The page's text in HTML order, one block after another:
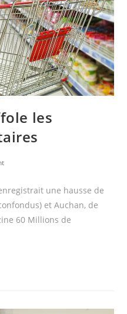
les
une hausse de
et Auchan, de
60 Millions de